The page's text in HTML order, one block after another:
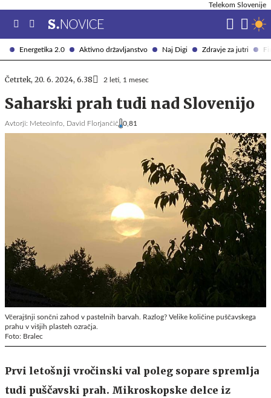
Energetika 2.0 Aktivno državljanstvo Naj Digi Zdravje za jutri
Telekom Slovenije
Četrtek, 20. 6. 2024, 6.38 2 leti, 1 mesec
Saharski prah tudi nad Slovenijo
Avtorji: Meteoinfo, David Florjančič 0,81
Včerajšnji sončni zahod v pastelnih barvah. Razlog? Velike količine puščavskega
prahu v višjih plasteh ozračja.
Foto: Bralec
Prvi letošnji vročinski val poleg sopare spremlja
tudi puščavski prah. Mikroskopske delce iz